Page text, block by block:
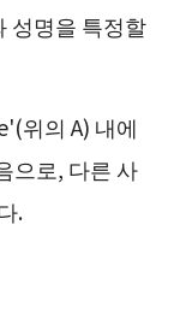
성명을 특정할
위의 A) 내에
으로, 다른 사
.